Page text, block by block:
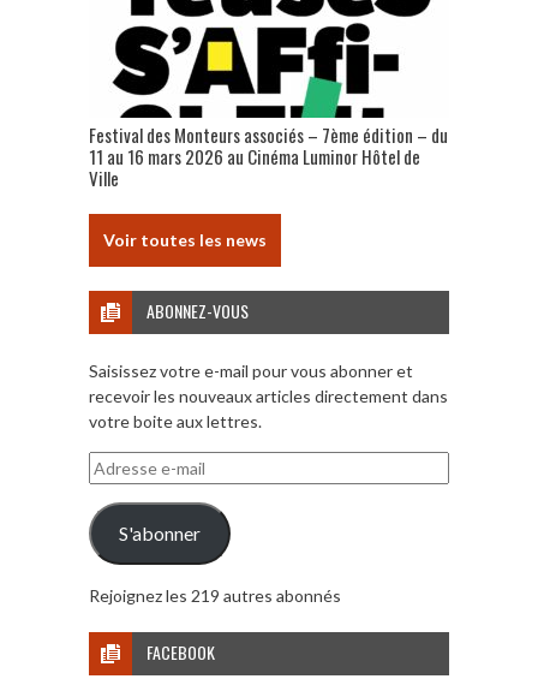
Festival des Monteurs associés – 7ème édition – du
11 au 16 mars 2026 au Cinéma Luminor Hôtel de
Ville
Voir toutes les news
ABONNEZ-VOUS
Saisissez votre e-mail pour vous abonner et
recevoir les nouveaux articles directement dans
votre boite aux lettres.
Adresse
e-
mail
S'abonner
Rejoignez les 219 autres abonnés
FACEBOOK